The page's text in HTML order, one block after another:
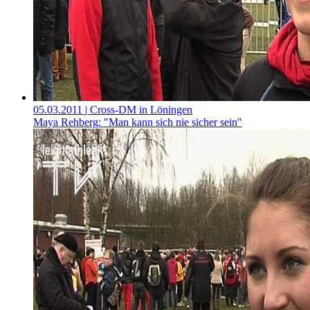
05.03.2011 | Cross-DM in Löningen
Maya Rehberg: "Man kann sich nie sicher sein"